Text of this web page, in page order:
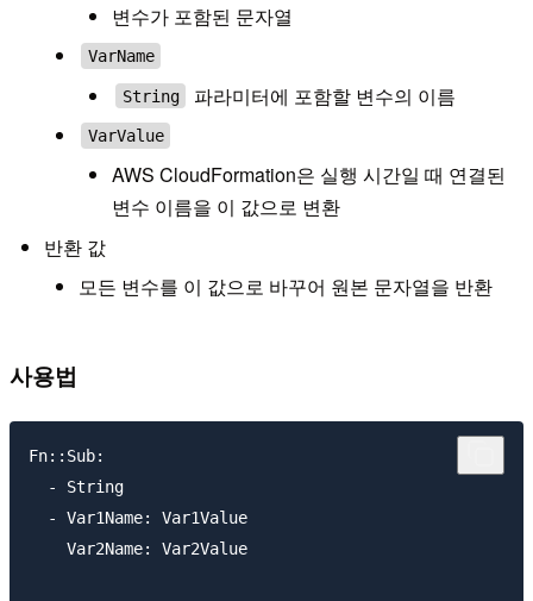
변수가 포함된 문자열
VarName
String 파라미터에 포함할 변수의 이름
VarValue
AWS CloudFormation은 실행 시간일 때 연결된
변수 이름을 이 값으로 변환
반환 값
모든 변수를 이 값으로 바꾸어 원본 문자열을 반환
사용법
Fn::Sub:
  - String
  - Var1Name: Var1Value
    Var2Name: Var2Value